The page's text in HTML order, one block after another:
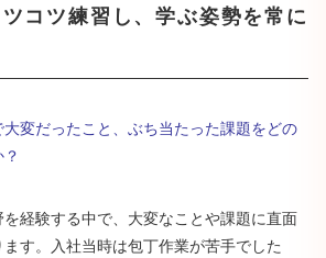
コツ練習し、学ぶ姿勢を常に
変だったこと、ぶち当たった課題をどの
経験する中で、大変なことや課題に直面
す。入社当時は包丁作業が苦手でした